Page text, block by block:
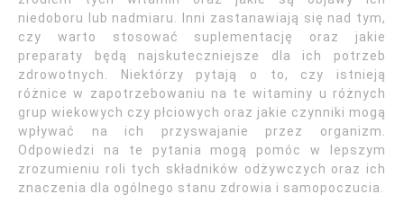
niedoboru lub nadmiaru. Inni zastanawiają się nad tym,
czy warto stosować suplementację oraz jakie
preparaty będą najskuteczniejsze dla ich potrzeb
zdrowotnych. Niektórzy pytają o to, czy istnieją
różnice w zapotrzebowaniu na te witaminy u różnych
grup wiekowych czy płciowych oraz jakie czynniki mogą
wpływać na ich przyswajanie przez organizm.
Odpowiedzi na te pytania mogą pomóc w lepszym
zrozumieniu roli tych składników odżywczych oraz ich
znaczenia dla ogólnego stanu zdrowia i samopoczucia.